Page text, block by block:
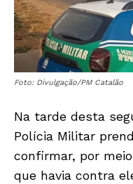
Foto: Divulgação/PM Catalão
Na tarde desta
Polícia Militar
confirmar, por
que havia contra